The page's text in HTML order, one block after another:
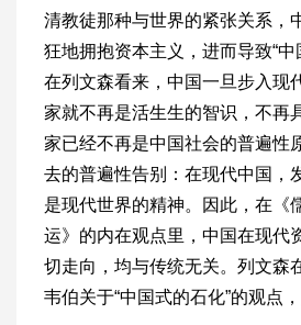
清教徒那种与世界的紧张关系，
狂地拥抱资本主义，进而导致“中
在列文森看来，中国一旦步入现
家就不再是活生生的智识，不再
家已经不再是中国社会的普遍性
去的普遍性告别：在现代中国，
是现代世界的精神。因此，在《
运》的内在观点里，中国在现代
切走向，均与传统无关。列文森
韦伯关于“中国式的石化”的观点